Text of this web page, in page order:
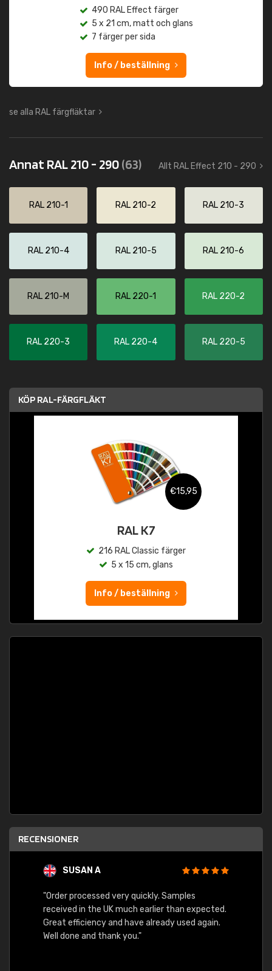
490 RAL Effect färger
5 x 21 cm, matt och glans
7 färger per sida
Info / beställning
se alla RAL färgfläktar
Annat RAL 210 - 290(63) Allt RAL Effect 210 - 290
RAL 210-1 RAL 210-2 RAL 210-3
RAL 210-4 RAL 210-5 RAL 210-6
RAL 210-M RAL 220-1 RAL 220-2
RAL 220-3 RAL 220-4 RAL 220-5
KÖP RAL-FÄRGFLÄKT
€15,95
RAL K7
216 RAL Classic färger
5 x 15 cm, glans
Info / beställning
RECENSIONER
SUSAN A
"Order processed very quickly. Samples
received in the UK much earlier than expected.
Great efficiency and have already used again.
Well done and thank you."